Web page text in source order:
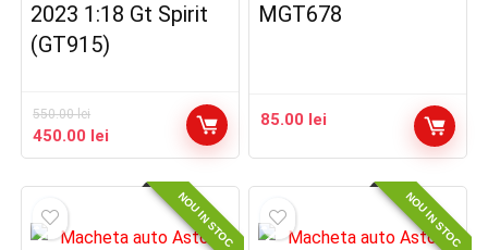
2023 1:18 Gt Spirit
(GT915)
550.00lei
Prețul
inițial
550.00 lei.
450.00 lei
curent
este:
450.00 lei.
MGT678
85.00 lei
NOU IN STOC NOU IN STOC